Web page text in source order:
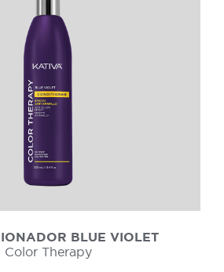
BLUE VIOLET
Color Therapy